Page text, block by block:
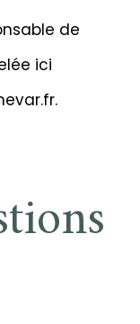
de
ici